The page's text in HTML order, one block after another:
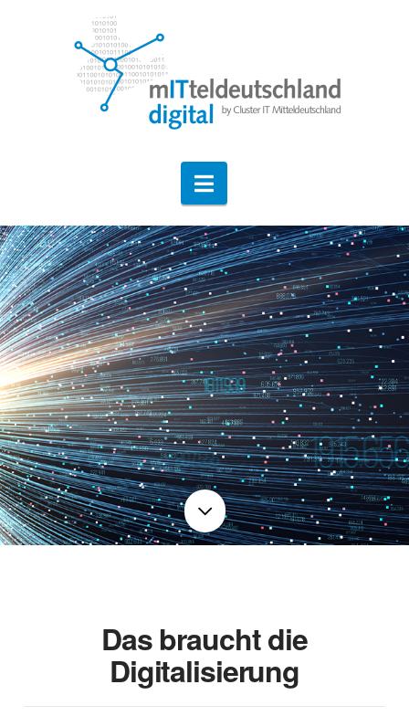
Navigation
Das braucht die
Digitalisierung